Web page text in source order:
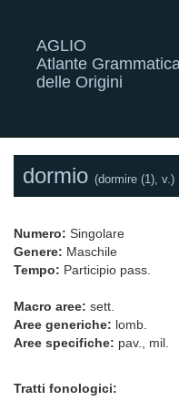
AGLIO
Atlante
delle Origini
dormio (dormire (1), v.)
Numero: Singolare
Genere: Maschile
Tempo: Participio pass.
Macro aree: sett.
Aree generiche: lomb.
Aree specifiche: pav., mil.
Tratti fonologici: